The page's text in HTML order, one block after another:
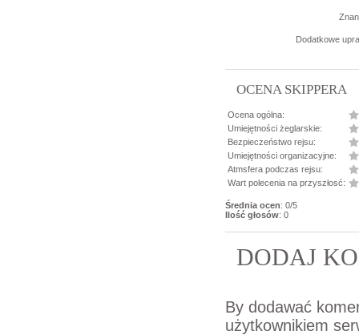
Dodatkowe
OCENA SKIPPERA
Ocena ogólna:
Umiejętności żeglarskie:
Bezpieczeństwo rejsu:
Umiejętności organizacyjne:
Atmsfera podczas rejsu:
Wart polecenia na przyszłosć:
Średnia ocen: 0/5
Ilość głosów: 0
DODAJ
By dodawać
użytkownikiem